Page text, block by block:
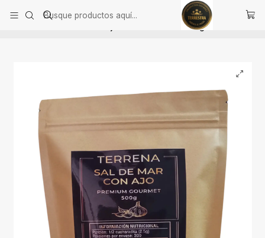
Inicio
Alimentación Saludable
Aderezos, sal con aromas y cremas de ají
Sal de Mar Gourmet con ajo deshidratado de 500 gramos